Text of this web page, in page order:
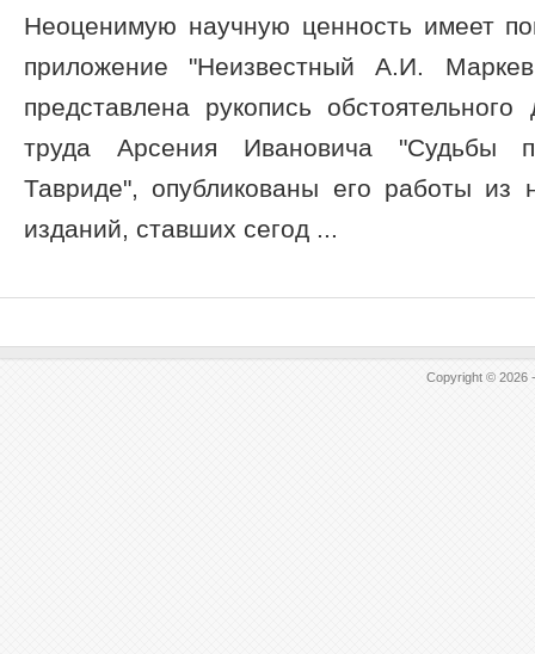
Неоценимую научную ценность имеет
приложение "Неизвестный А.И.
представлена рукопись
труда Арсения Ивановича "Судьбы
Тавриде", опубликованы его работы из
изданий, ставших сегод ...
Copyright © 2026